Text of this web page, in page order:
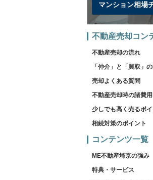
マンション相場
不動産売却コン
不動産売却の流れ
「仲介」と「買取」
売却よくある質問
不動産売却時の諸費用
少しでも高く売るポイ
相続対策のポイント
コンテンツ一覧
ME不動産埼京の強み
特典・サービス